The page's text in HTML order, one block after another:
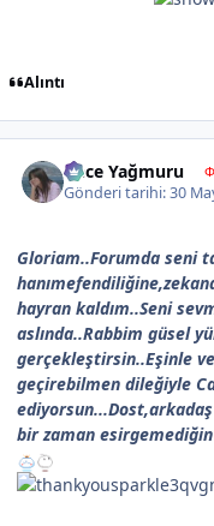
Alıntı
Gece Yağmuru Φ
Gönderi tarihi:30
Gloriam..Forumda seni
hayran kaldım..Seni
aslında..Rabbim güsel
gerçekleştirsin..Eşinle
geçirebilmen dileğiyle
bir zaman